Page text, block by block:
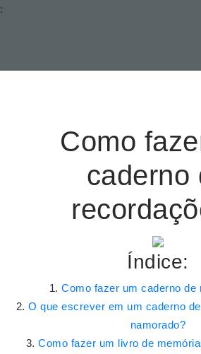
:
Como
caderno
Índice:
Como fazer um caderno de
O que escrever em um caderno
namorado?
Como fazer um livro de